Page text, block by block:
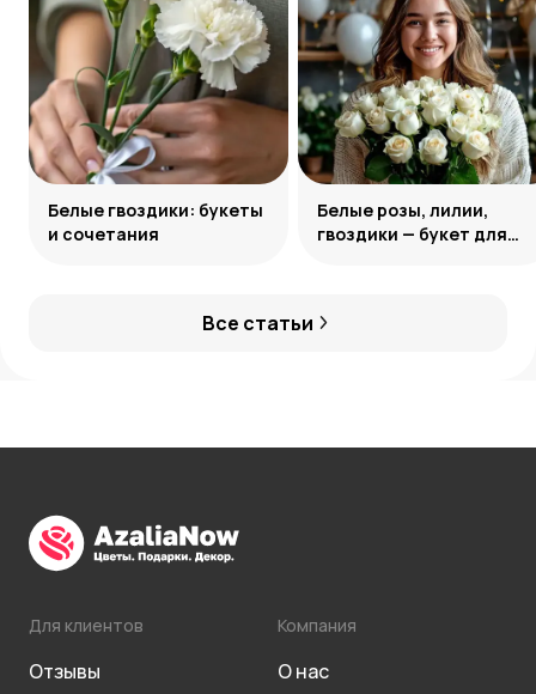
Все статьи
Белые гвоздики: букеты
и сочетания
Белые розы, лилии,
гвоздики — букет для
Для клиентов
Отзывы
Компания
О нас